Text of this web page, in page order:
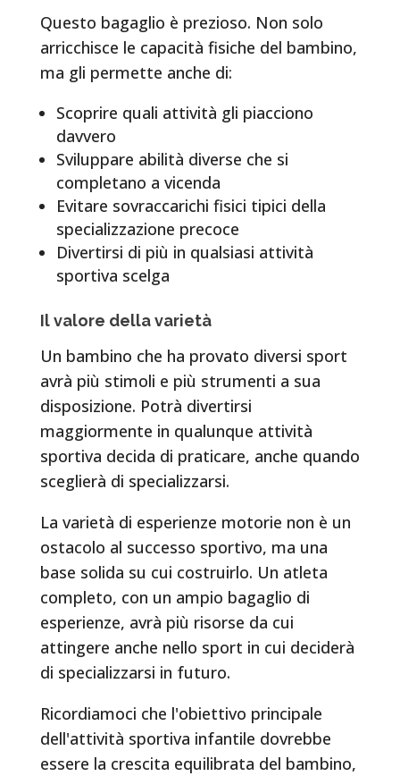
Questo bagaglio è prezioso. Non solo
arricchisce le capacità fisiche del bambino,
ma gli permette anche di:
Scoprire quali attività gli piacciono
davvero
Sviluppare abilità diverse che si
completano a vicenda
Evitare sovraccarichi fisici tipici della
specializzazione precoce
Divertirsi di più in qualsiasi attività
sportiva scelga
Il valore della varietà
Un bambino che ha provato diversi sport
avrà più stimoli e più strumenti a sua
disposizione. Potrà divertirsi
maggiormente in qualunque attività
sportiva decida di praticare, anche quando
sceglierà di specializzarsi.
La varietà di esperienze motorie non è un
ostacolo al successo sportivo, ma una
base solida su cui costruirlo. Un atleta
completo, con un ampio bagaglio di
esperienze, avrà più risorse da cui
attingere anche nello sport in cui deciderà
di specializzarsi in futuro.
Ricordiamoci che l'obiettivo principale
dell'attività sportiva infantile dovrebbe
essere la crescita equilibrata del bambino,